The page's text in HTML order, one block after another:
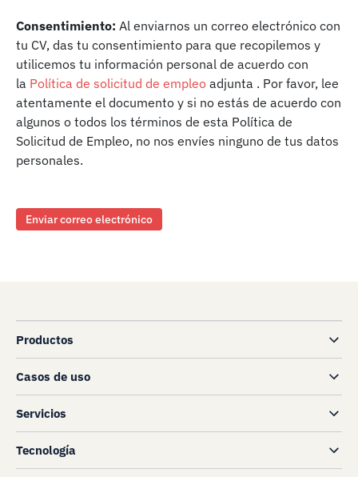
Consentimiento: Al enviarnos un correo electrónico con
tu CV, das tu consentimiento para que recopilemos y
utilicemos tu información personal de acuerdo con
la Política de solicitud de empleo adjunta . Por favor, lee
atentamente el documento y si no estás de acuerdo con
algunos o todos los términos de esta Política de
Solicitud de Empleo, no nos envíes ninguno de tus datos
personales.
Enviar correo electrónico
Productos
Casos de uso
Servicios
Tecnología